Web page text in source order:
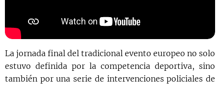
La jornada final del tradicional evento europeo no solo
estuvo definida por la competencia deportiva, sino
también por una serie de intervenciones policiales de